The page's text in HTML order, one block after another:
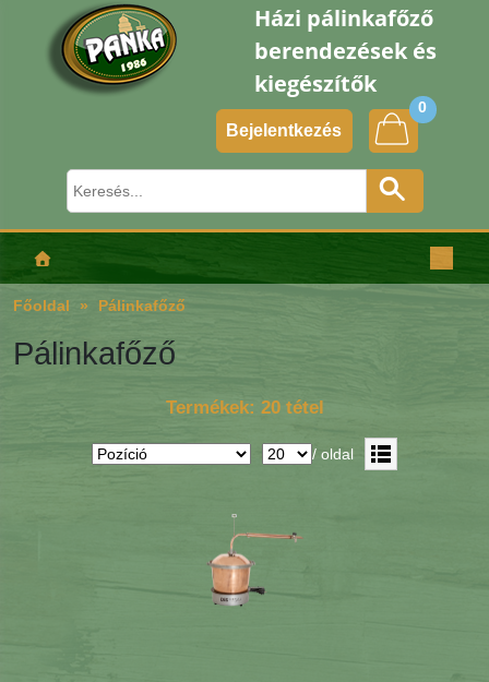
Házi pálinkafőző
berendezések és
kiegészítők
Bejelentkezés
0
Főoldal Pálinkafőző
Pálinkafőző
Termékek: 20 tétel
/ oldal